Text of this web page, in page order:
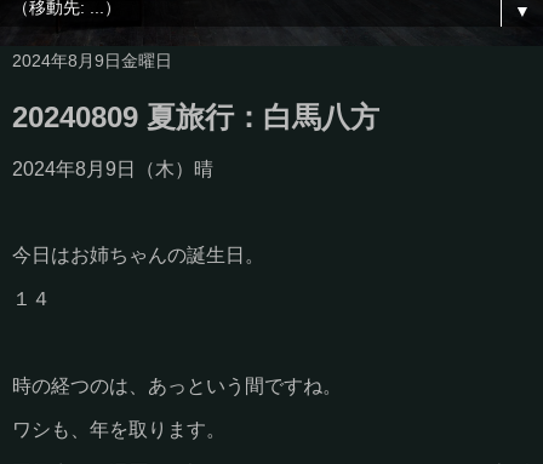
▼
2024年8月9日金曜日
20240809 夏旅行：白馬八方
2024年8月9日（木）晴
今日はお姉ちゃんの誕生日。
１４
時の経つのは、あっという間ですね。
ワシも、年を取ります。